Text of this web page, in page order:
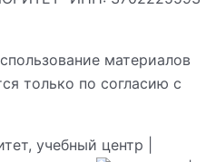
материалов
только по согласию с
учебный центр |